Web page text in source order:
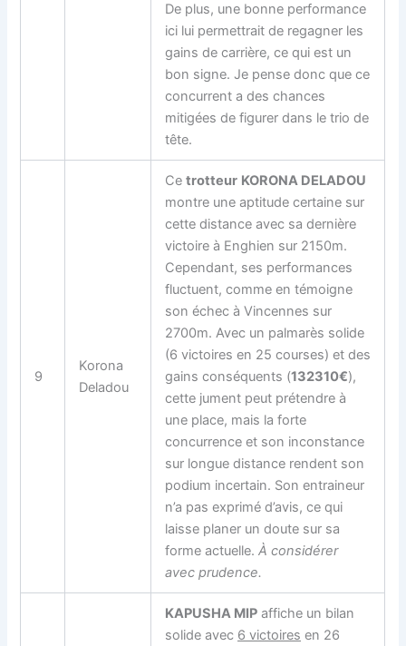
De plus, une bonne performance
ici lui permettrait de regagner les
gains de carrière, ce qui est un
bon signe. Je pense donc que ce
concurrent a des chances
mitigées de figurer dans le trio de
tête.
9
Korona
Deladou
Cetrotteur KORONA DELADOU
montre une aptitude certaine sur
cette distance avec sa dernière
victoire à Enghien sur 2150m.
Cependant, ses performances
fluctuent, comme en témoigne
son échec à Vincennes sur
2700m. Avec un palmarès solide
(6 victoires en 25 courses) et des
gains conséquents (132310€),
cette jument peut prétendre à
une place, mais la forte
concurrence et son inconstance
sur longue distance rendent son
podium incertain. Son entraineur
n’a pas exprimé d’avis, ce qui
laisse planer un doute sur sa
forme actuelle.À considérer
avec prudence.
KAPUSHA MIP affiche un bilan
solide avec 6 victoires en 26